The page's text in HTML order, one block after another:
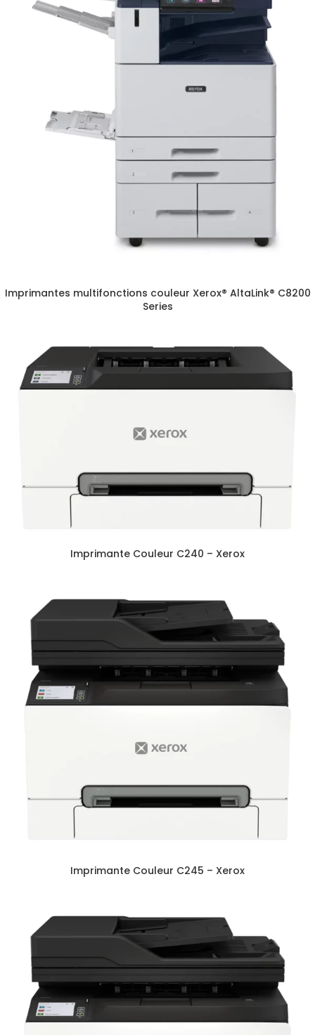
Imprimantes multifonctions couleur Xerox® AltaLink® C8200
Series
Imprimante Couleur C240 – Xerox
Imprimante Couleur C245 – Xerox